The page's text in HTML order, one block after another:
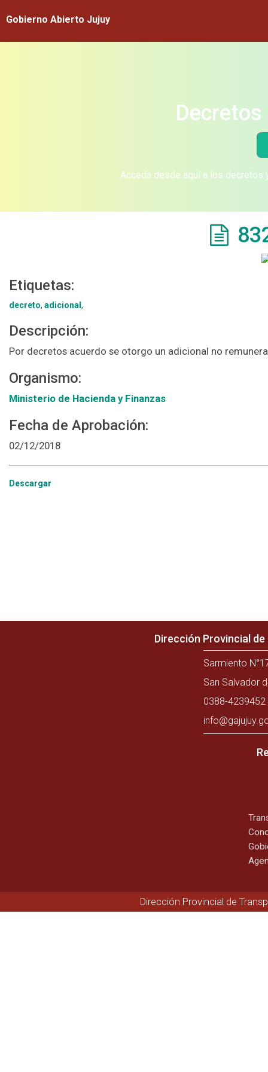
Gobierno Abierto Jujuy
Acceda desde aquí a los
Etiquetas:
decreto, adicional ,
Descripción:
Por decretos acuerdo se otorgo un adicional no
Organismo:
Ministerio de Hacienda y Finanzas
Fecha de Aprobación:
02/12/2018
Descargar
Dirección Provincial
Sarmiento
San Salvador
0388-
Dirección Provincial de